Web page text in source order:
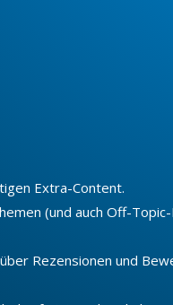
Extra-Content.
(und auch Off-Topic-
Rezensionen und